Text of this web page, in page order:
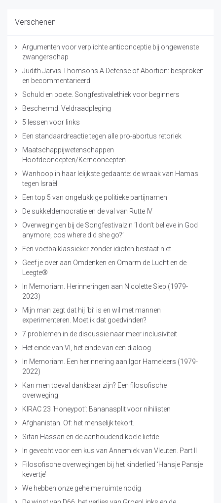
Verschenen
Argumenten voor verplichte anticonceptie bij ongewenste
zwangerschap
Judith Jarvis Thomsons A Defense of Abortion: besproken
en becommentarieerd
Schuld en boete. Songfestivalethiek voor beginners
Beschermd: Veldraadpleging
5 lessen voor links
Een standaardreactie tegen alle pro-abortus retoriek
Maatschappijwetenschappen
Hoofdconcepten/Kernconcepten
Wanhoop in haar lelijkste gedaante: de wraak van Hamas
tegen Israël
Een top 5 van ongelukkige politieke partijnamen
De sukkeldemocratie en de val van Rutte IV
Overwegingen bij de Songfestivalzin ‘I don’t believe in God
anymore, cos where did she go?’
Een voetbalklassieker zonder idioten bestaat niet
Geef je over aan Omdenken en Omarm de Lucht en de
Leegte®
In Memoriam. Herinneringen aan Nicolette Siep (1979-
2023)
Mijn man zegt dat hij ‘bi’ is en wil met mannen
experimenteren. Moet ik dat goedvinden?
7 problemen in de discussie naar meer inclusiviteit
Het einde van VI, het einde van een dialoog
In Memoriam. Een herinnering aan Igor Hameleers (1979-
2022)
Kan men toeval dankbaar zijn? Een filosofische
overweging
KIRAC 23 ‘Honeypot’: Bananasplit voor nihilisten
Afghanistan. Of: het menselijk tekort.
Sifan Hassan en de aanhoudend koele liefde
In gevecht voor een kus van Annemiek van Vleuten. Part II
Filosofische overwegingen bij het kinderlied ‘Hansje Pansje
kevertje’
We hebben onze geheime ruimte nodig